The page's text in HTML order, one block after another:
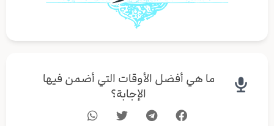
ما هي أفضل الأوقات التي أضمن فيها
الإجابة؟